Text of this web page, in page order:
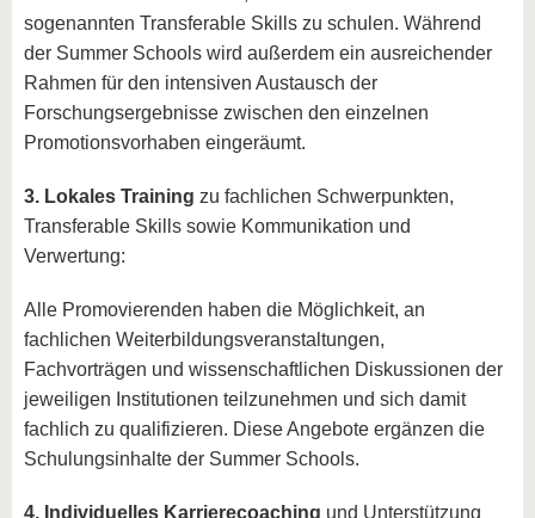
sogenannten Transferable Skills zu schulen. Während
der Summer Schools wird außerdem ein ausreichender
Rahmen für den intensiven Austausch der
Forschungsergebnisse zwischen den einzelnen
Promotionsvorhaben eingeräumt.
3. Lokales Training zu fachlichen Schwerpunkten,
Transferable Skills sowie Kommunikation und
Verwertung:
Alle Promovierenden haben die Möglichkeit, an
fachlichen Weiterbildungsveranstaltungen,
Fachvorträgen und wissenschaftlichen Diskussionen der
jeweiligen Institutionen teilzunehmen und sich damit
fachlich zu qualifizieren. Diese Angebote ergänzen die
Schulungsinhalte der Summer Schools.
4. Individuelles Karrierecoaching und Unterstützung